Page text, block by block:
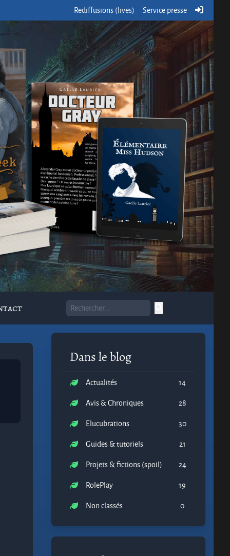
Rediffusions (lives) Service presse
Dans le blog
Actualités
14
Avis & Chroniques
28
Elucubrations
30
Guides & tutoriels
21
Projets & fictions (spoil)
24
RolePlay
19
Non classés
0